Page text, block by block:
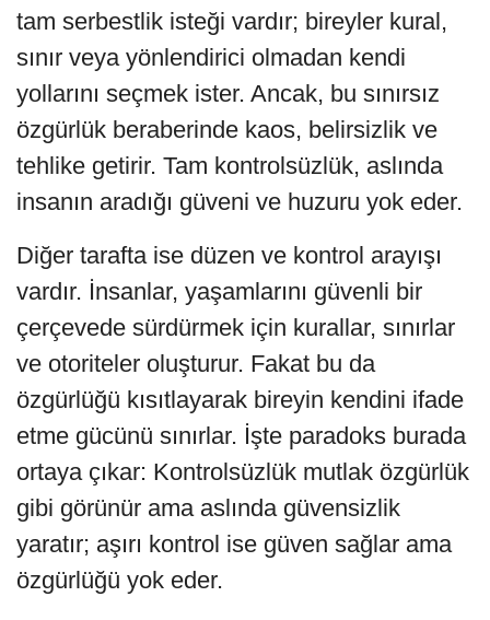
tam serbestlik isteği vardır; bireyler kural,
sınır veya yönlendirici olmadan kendi
yollarını seçmek ister. Ancak, bu sınırsız
özgürlük beraberinde kaos, belirsizlik ve
tehlike getirir. Tam kontrolsüzlük, aslında
insanın aradığı güveni ve huzuru yok eder.
Diğer tarafta ise düzen ve kontrol arayışı
vardır. İnsanlar, yaşamlarını güvenli bir
çerçevede sürdürmek için kurallar, sınırlar
ve otoriteler oluşturur. Fakat bu da
özgürlüğü kısıtlayarak bireyin kendini ifade
etme gücünü sınırlar. İşte paradoks burada
ortaya çıkar: Kontrolsüzlük mutlak özgürlük
gibi görünür ama aslında güvensizlik
yaratır; aşırı kontrol ise güven sağlar ama
özgürlüğü yok eder.